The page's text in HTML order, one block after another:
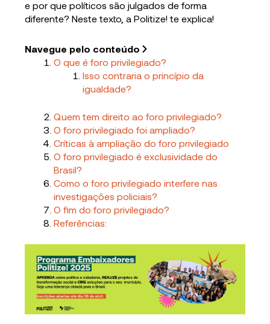
e por que políticos são julgados de forma
diferente? Neste texto, a Politize! te explica!
Navegue pelo conteúdo
O que é foro privilegiado?
Isso contraria o princípio da
igualdade?
Quem tem direito ao foro privilegiado?
O foro privilegiado foi ampliado?
Críticas à ampliação do foro privilegiado
O foro privilegiado é exclusividade do
Brasil?
Como o foro privilegiado interfere nas
investigações policiais?
O fim do foro privilegiado?
Referências: